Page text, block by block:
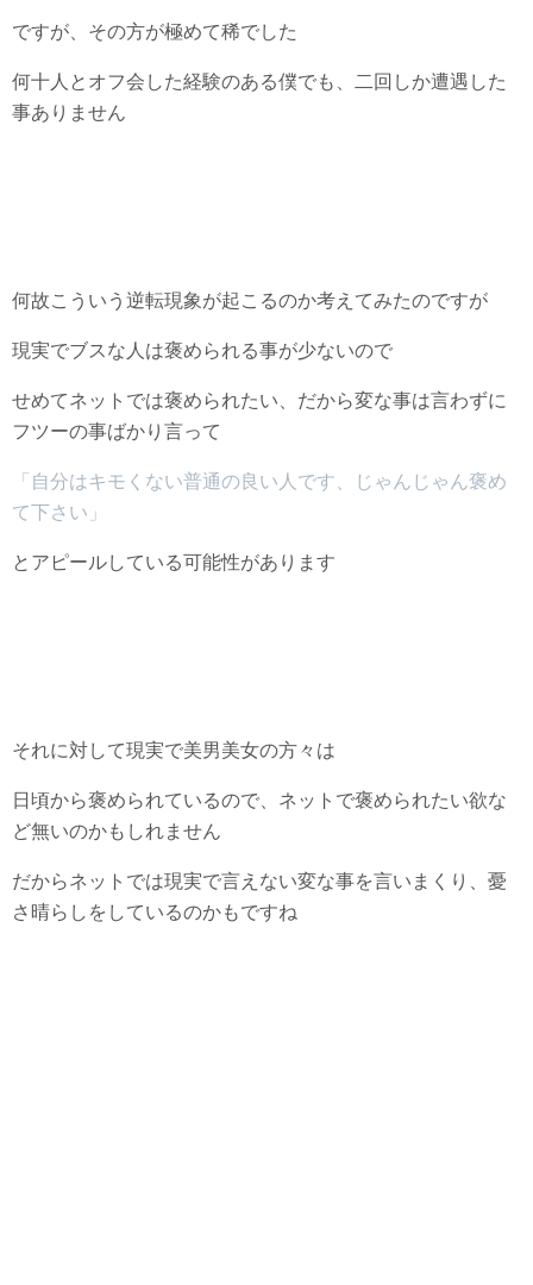
ですが、その方が極めて稀でした
何十人とオフ会した経験のある僕でも、二回しか遭遇した
事ありません
何故こういう逆転現象が起こるのか考えてみたのですが
現実でブスな人は褒められる事が少ないので
せめてネットでは褒められたい、だから変な事は言わずに
フツーの事ばかり言って
「自分はキモくない普通の良い人です、じゃんじゃん褒め
て下さい」
とアピールしている可能性があります
それに対して現実で美男美女の方々は
日頃から褒められているので、ネットで褒められたい欲な
ど無いのかもしれません
だからネットでは現実で言えない変な事を言いまくり、憂
さ晴らしをしているのかもですね